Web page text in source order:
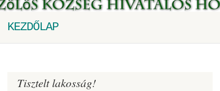
KEZDŐLAP
Tisztelt lakosság!